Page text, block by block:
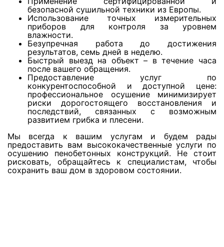
Просушка керамогранита
Просушка мрамора
Просушка колонн
Просушка потолков из гипрока
безопасной сушильной техники из Европы.
Использование точных измерительных
приборов для контроля за уровнем
влажности.
Безупречная работа до достижения
результатов, семь дней в неделю.
Быстрый выезд на объект – в течение часа
после вашего обращения.
Предоставление услуг по
конкурентоспособной и доступной цене:
профессиональное осушение минимизирует
риски дорогостоящего восстановления и
последствий, связанных с возможным
развитием грибка и плесени.
Мы всегда к вашим услугам и будем рады
предоставить вам высококачественные услуги по
осушению пенобетонных конструкций. Не стоит
рисковать, обращайтесь к специалистам, чтобы
сохранить ваш дом в здоровом состоянии.